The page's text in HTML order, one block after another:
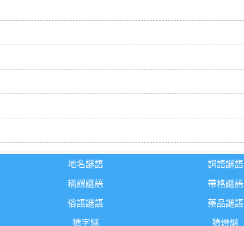
地名謎語 詞語謎語
稱謂謎語 帶格謎語
俗語謎語 藥品謎語
猜字謎 猜燈謎